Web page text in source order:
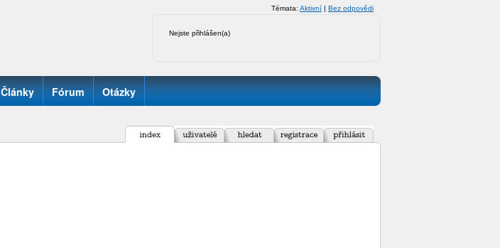
Nejste přihlášen(a)
Témata: Aktivní | Bez odpovědi
Články Fórum Otázky